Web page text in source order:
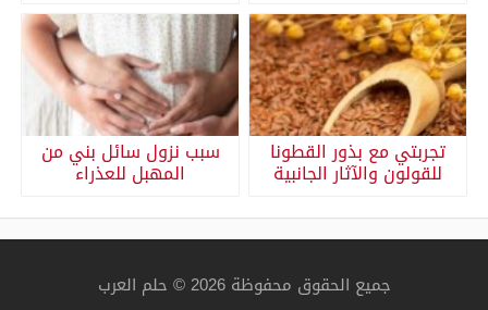
تجربتي مع بذور القطونا
للقولون والآثار الجانبية
سبب نزول سائل بني من
المهبل للعذراء
جميع الحقوق محفوظة 2026 © حلم العرب